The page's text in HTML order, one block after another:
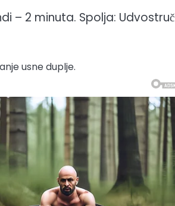
– 2 minuta. Spolja:
usne duplje.